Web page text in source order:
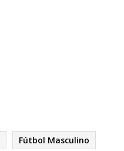
Fútbol Masculino